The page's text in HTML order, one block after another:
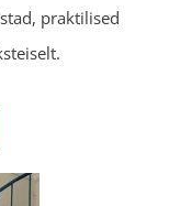
praktilised